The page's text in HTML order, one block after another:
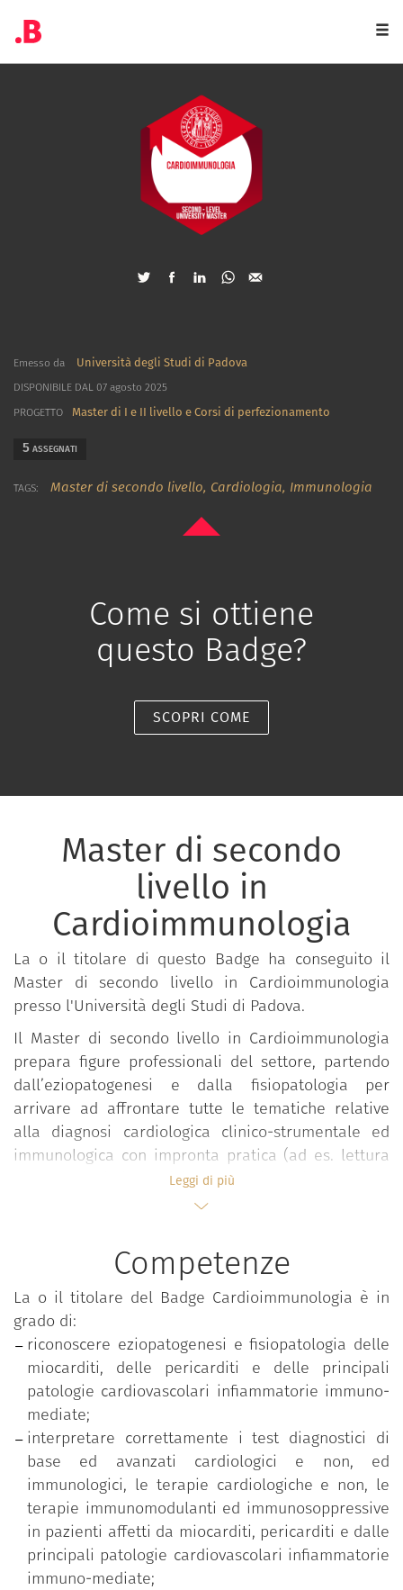
Emesso da Università degli Studi di Padova
DISPONIBILE DAL 07 agosto 2025
PROGETTO
Master di I e II livello e Corsi di perfezionamento
5 ASSEGNATI
TAGS: Master di secondo livello, Cardiologia, Immunologia
Come si ottiene
questo Badge?
SCOPRI COME
Master di secondo
livello in
Cardioimmunologia
La o il titolare di questo Badge ha conseguito il
Master di secondo livello in Cardioimmunologia
presso l'Università degli Studi di Padova.
Il Master di secondo livello in Cardioimmunologia
prepara figure professionali del settore, partendo
dall’eziopatogenesi e dalla fisiopatologia per
arrivare ad affrontare tutte le tematiche relative
alla diagnosi cardiologica clinico-strumentale ed
immunologica con impronta pratica (ad es. lettura
di preparati istologici, immunoistochimici, e in
immunofluorescenza; imaging cardiovascolare non
terapia cardiologica, farmacologica e non, standard
ed avanzata (elettrofisiologia, interventistica e
cardiochirurgica) immunomodulante e/o
immunosoppressiva. Obiettivo del Master è far
acquisire le conoscenze teorico-pratiche atte ad
implementare le competenze cliniche per la
diagnosi e il trattamento dei pazienti con
miocarditi, pericarditi ed altre patologie
infiammatorie cardiovascolari immunomediate.
Viene utilizzato un approccio multidisciplinare
integrato, con contributi didattici di docenti di
diverse discipline non cardiologiche (medicina
interna, immunologia clinica, reumatologia,
cardiochirurgia, patologia cardiovascolare) che
concorrono all’iter diagnostico-terapeutico.
Leggi di più
Competenze
La o il titolare del Badge Cardioimmunologia è in
grado di:
riconoscere eziopatogenesi e fisiopatologia delle
miocarditi, delle pericarditi e delle principali
patologie cardiovascolari infiammatorie immuno-
mediate;
interpretare correttamente i test diagnostici di
base ed avanzati cardiologici e non, ed
immunologici, le terapie cardiologiche e non, le
terapie immunomodulanti ed immunosoppressive
in pazienti affetti da miocarditi, pericarditi e dalle
principali patologie cardiovascolari infiammatorie
immuno-mediate;